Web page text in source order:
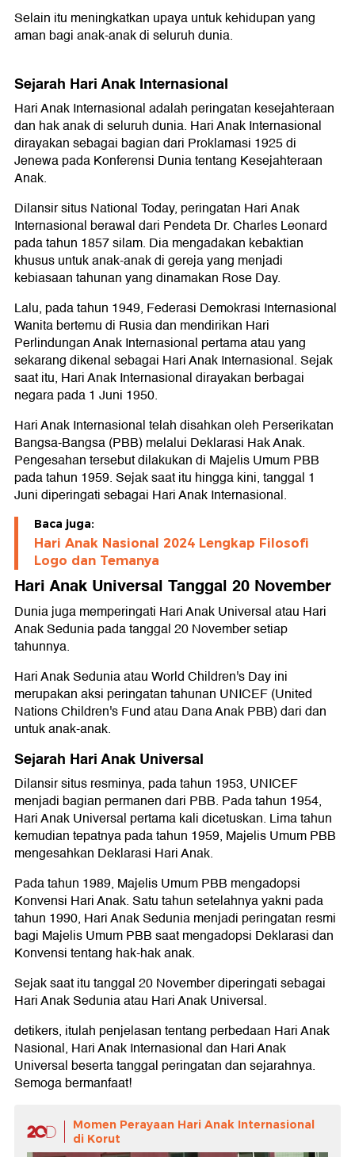
Selain itu meningkatkan upaya untuk kehidupan yang
aman bagi anak-anak di seluruh dunia.
Sejarah Hari Anak Internasional
Hari Anak Internasional adalah peringatan kesejahteraan
dan hak anak di seluruh dunia. Hari Anak Internasional
dirayakan sebagai bagian dari Proklamasi 1925 di
Jenewa pada Konferensi Dunia tentang Kesejahteraan
Anak.
Dilansir situs National Today, peringatan Hari Anak
Internasional berawal dari Pendeta Dr. Charles Leonard
pada tahun 1857 silam. Dia mengadakan kebaktian
khusus untuk anak-anak di gereja yang menjadi
kebiasaan tahunan yang dinamakan Rose Day.
Lalu, pada tahun 1949, Federasi Demokrasi Internasional
Wanita bertemu di Rusia dan mendirikan Hari
Perlindungan Anak Internasional pertama atau yang
sekarang dikenal sebagai Hari Anak Internasional. Sejak
saat itu, Hari Anak Internasional dirayakan berbagai
negara pada 1 Juni 1950.
Hari Anak Internasional telah disahkan oleh Perserikatan
Bangsa-Bangsa (PBB) melalui Deklarasi Hak Anak.
Pengesahan tersebut dilakukan di Majelis Umum PBB
pada tahun 1959. Sejak saat itu hingga kini, tanggal 1
Juni diperingati sebagai Hari Anak Internasional.
Baca juga:
Hari Anak Nasional 2024 Lengkap Filosofi
Logo dan Temanya
Hari Anak Universal Tanggal 20 November
Dunia juga memperingati Hari Anak Universal atau Hari
Anak Sedunia pada tanggal 20 November setiap
tahunnya.
Hari Anak Sedunia atau World Children's Day ini
merupakan aksi peringatan tahunan UNICEF (United
Nations Children's Fund atau Dana Anak PBB) dari dan
untuk anak-anak.
Sejarah Hari Anak Universal
Dilansir situs resminya, pada tahun 1953, UNICEF
menjadi bagian permanen dari PBB. Pada tahun 1954,
Hari Anak Universal pertama kali dicetuskan. Lima tahun
kemudian tepatnya pada tahun 1959, Majelis Umum PBB
mengesahkan Deklarasi Hari Anak.
Pada tahun 1989, Majelis Umum PBB mengadopsi
Konvensi Hari Anak. Satu tahun setelahnya yakni pada
tahun 1990, Hari Anak Sedunia menjadi peringatan resmi
bagi Majelis Umum PBB saat mengadopsi Deklarasi dan
Konvensi tentang hak-hak anak.
Sejak saat itu tanggal 20 November diperingati sebagai
Hari Anak Sedunia atau Hari Anak Universal.
detikers, itulah penjelasan tentang perbedaan Hari Anak
Nasional, Hari Anak Internasional dan Hari Anak
Universal beserta tanggal peringatan dan sejarahnya.
Semoga bermanfaat!
Momen Perayaan Hari Anak Internasional
di Korut